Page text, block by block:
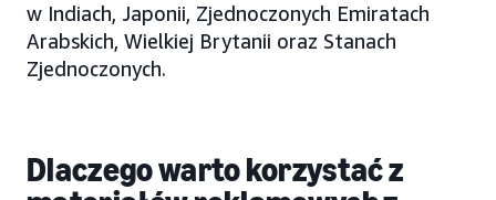
w Indiach, Japonii, Zjednoczonych Emiratach
Arabskich, Wielkiej Brytanii oraz Stanach
Zjednoczonych.
Dlaczego warto korzystać z